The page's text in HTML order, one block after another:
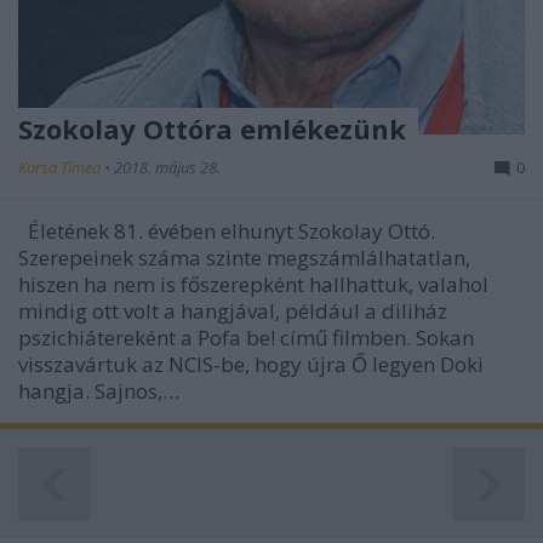
Szokolay Ottóra emlékezünk
Karsa Tímea • 2018. május 28. 0
Életének 81. évében elhunyt Szokolay Ottó.
Szerepeinek száma szinte megszámlálhatatlan,
hiszen ha nem is főszerepként hallhattuk, valahol
mindig ott volt a hangjával, például a diliház
pszichiátereként a Pofa be! című filmben. Sokan
visszavártuk az NCIS-be, hogy újra Ő legyen Doki
hangja. Sajnos,…